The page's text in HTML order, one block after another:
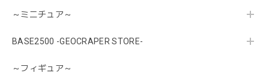
～ミニチュア～
BASE2500 -GEOCRAPER STORE-
～フィギュア～